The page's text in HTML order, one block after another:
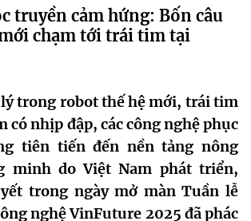
vụ
nghệ
tạo
truyền cảm hứng: Bốn câu
chạm tới trái tim tại
trong robot thế hệ mới, trái tim
có nhịp đập, các công nghệ phục
tiên tiến đến nền tảng nông
minh do Việt Nam phát triển,
trong ngày mở màn Tuần lễ
nghệ VinFuture 2025 đã phác